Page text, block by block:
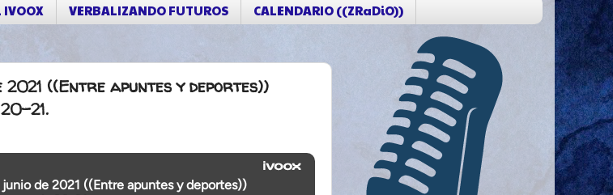
IVOOX VERBALIZANDO FUTUROS CALENDARIO ((ZRaDiO))
((Entre apuntes y deportes))
21.